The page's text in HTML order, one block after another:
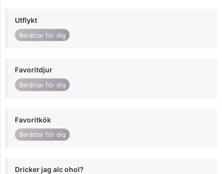
Utflykt
Berättar för dig
Favoritdjur
Berättar för dig
Favoritkök
Berättar för dig
Dricker jag alc ohol?